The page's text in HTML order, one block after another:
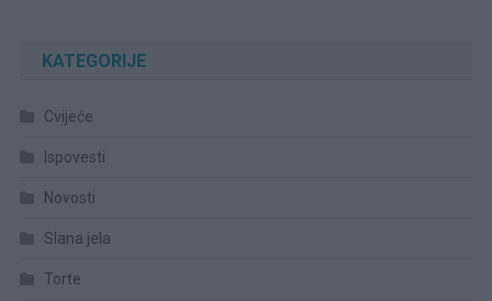
KATEGORIJE
Cvijeće
Ispovesti
Novosti
Slana jela
Torte